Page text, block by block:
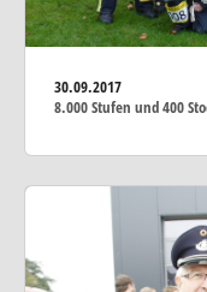
30.09.2017
8.000 Stufen und 400